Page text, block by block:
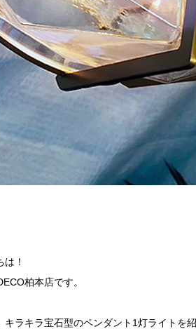
は！
柏本店です。
キラキラ宝石型のペンダント1灯ライトを